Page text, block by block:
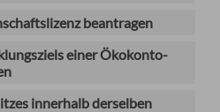
beantragen
einer Ökokonto-
innerhalb derselben